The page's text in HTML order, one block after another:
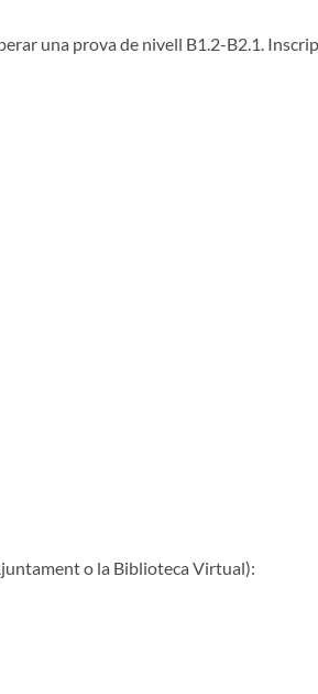
una prova de nivell B1.2-B2.1.
o la Biblioteca Virtual):